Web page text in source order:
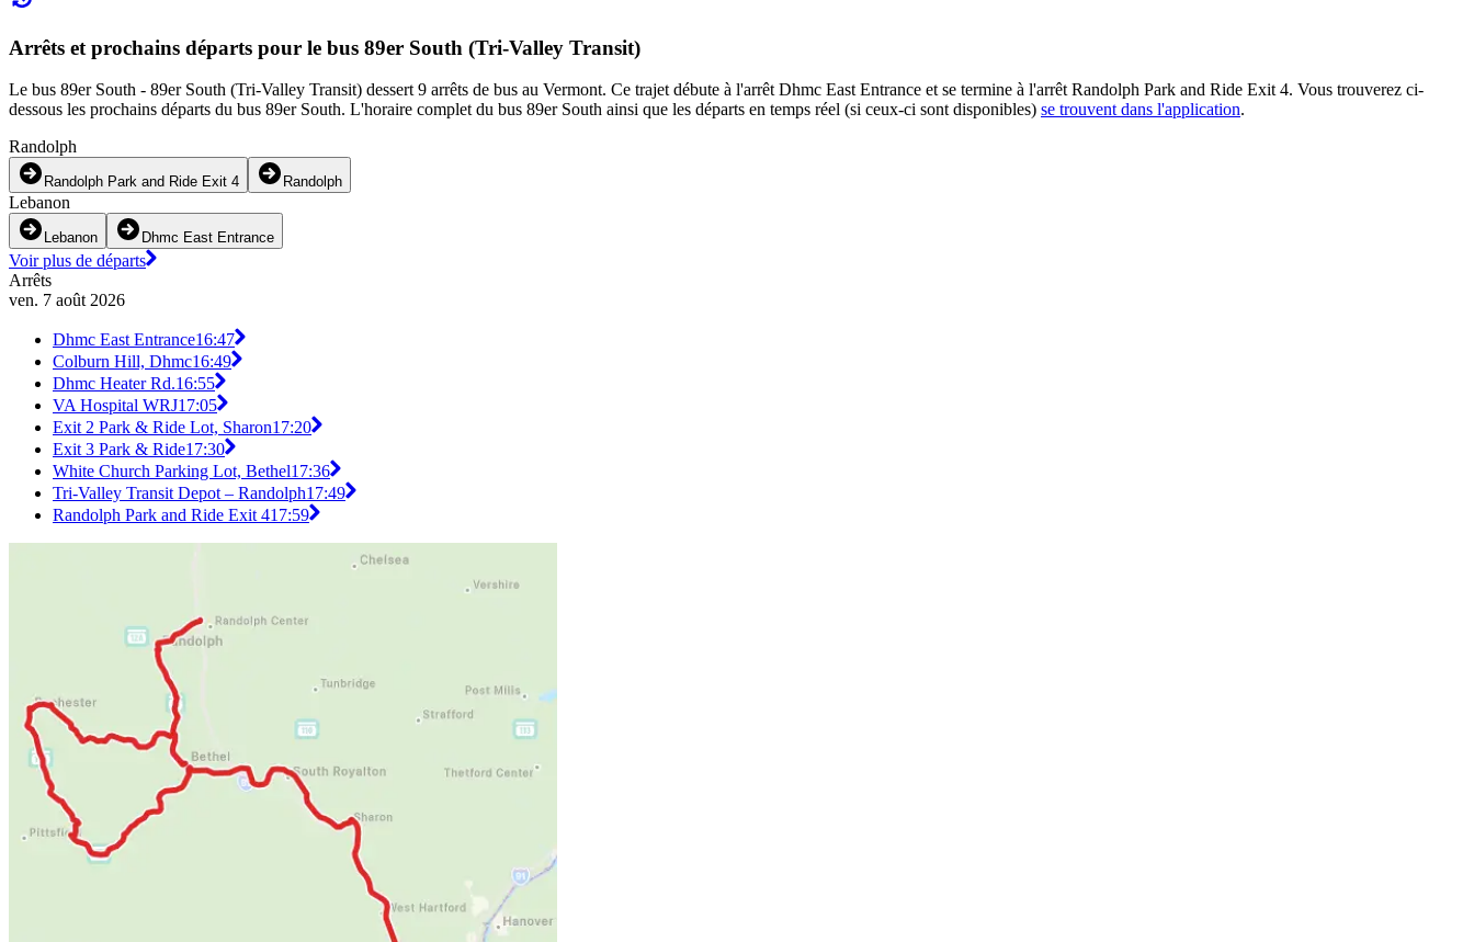
Arrêts et prochains départs pour le bus 89er South (Tri-Valley Transit)
Le bus 89er South - 89er South (Tri-Valley Transit) dessert 9 arrêts de bus au Vermont. Ce trajet débute à l'arrêt Dhmc East Entrance et se termine à l'arrêt Randolph Park and Ride Exit 4. Vous trouverez ci-
dessous les prochains départs du bus 89er South. L'horaire complet du bus 89er South ainsi que les départs en temps réel (si ceux-ci sont disponibles) se trouvent dans l'application.
Randolph
Randolph Park and Ride Exit 4 Randolph
Lebanon
Lebanon Dhmc East Entrance
Voir plus de départs
Arrêts
ven. 7 août 2026
Dhmc East Entrance16:47
Colburn Hill, Dhmc16:49
Dhmc Heater Rd.16:55
VA Hospital WRJ17:05
Exit 2 Park & Ride Lot, Sharon17:20
Exit 3 Park & Ride17:30
White Church Parking Lot, Bethel17:36
Tri-Valley Transit Depot – Randolph17:49
Randolph Park and Ride Exit 417:59